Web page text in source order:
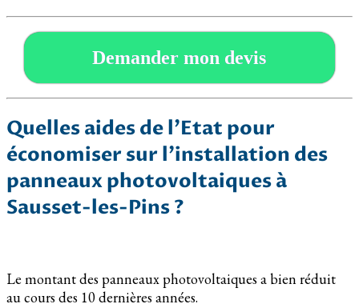
Demander mon devis
Quelles aides de l’Etat pour
économiser sur l’installation des
panneaux photovoltaiques à
Sausset-les-Pins ?
Le montant des panneaux photovoltaiques a bien réduit
au cours des 10 dernières années.